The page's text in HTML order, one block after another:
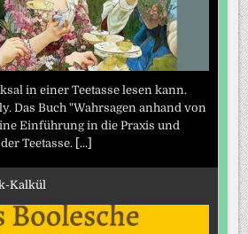
in einer Teetasse lesen kann.
Das Buch "Wahrsagen anhand von
Einführung in die Praxis und
Teetasse. [...]
Kalkül